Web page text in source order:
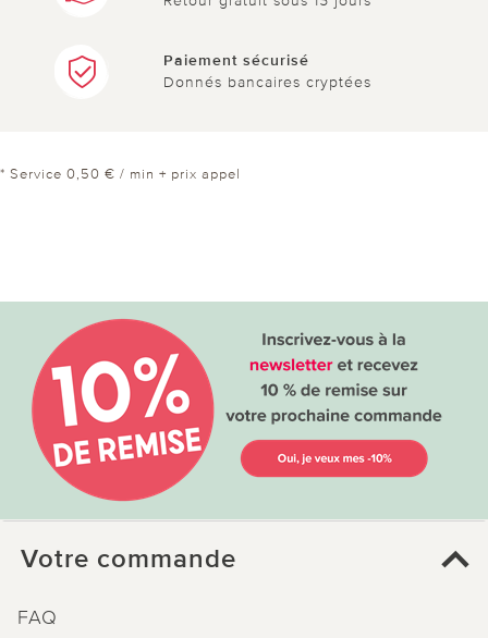
Paiement sécurisé
Donnés bancaires cryptées
* Service 0,50 € / min + prix appel
Votre commande
FAQ